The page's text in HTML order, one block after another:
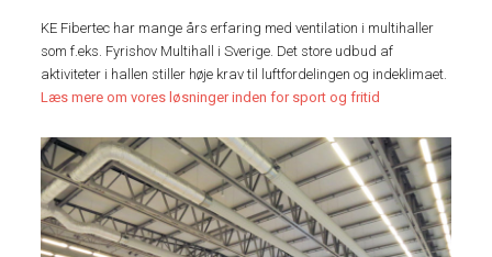
KE Fibertec har mange års erfaring med ventilation i multihaller
som f.eks. Fyrishov Multihall i Sverige. Det store udbud af
aktiviteter i hallen stiller høje krav til luftfordelingen og indeklimaet.
Læs mere om vores løsninger inden for sport og fritid